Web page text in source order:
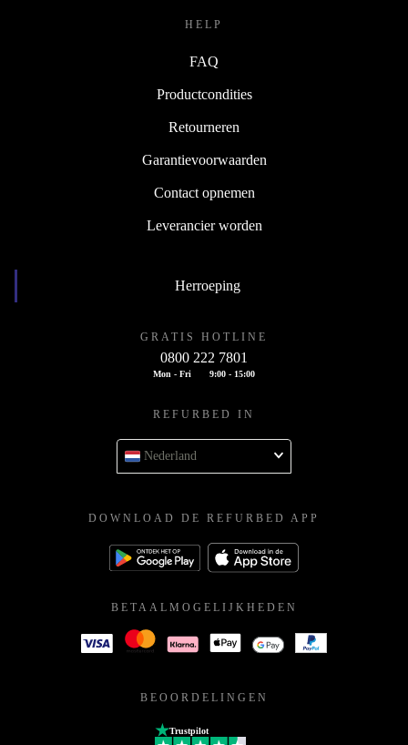
HELP
FAQ
Productcondities
Retourneren
Garantievoorwaarden
Contact opnemen
Leverancier worden
Herroeping
GRATIS HOTLINE
0800 222 7801
Mon - Fri 9:00 - 15:00
REFURBED IN
Nederland
DOWNLOAD DE REFURBED APP
BETAALMOGELIJKHEDEN
BEOORDELINGEN
Trustpilot